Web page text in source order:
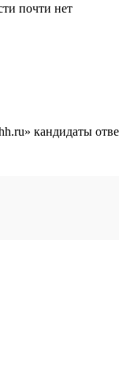
почти нет
кандидаты